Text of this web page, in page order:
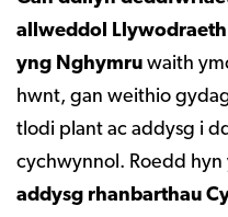
allweddol
yng Nghymru waith
hwnt, gan weithio
tlodi plant ac addysg i
cychwynnol. Roedd hyn
addysg rhanbarthau